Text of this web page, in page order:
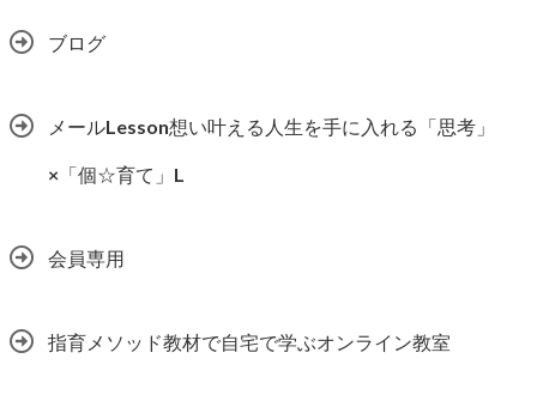
ブログ
メールLesson想い叶える人生を手に入れる「思考」
×「個☆育て」L
会員専用
指育メソッド教材で自宅で学ぶオンライン教室